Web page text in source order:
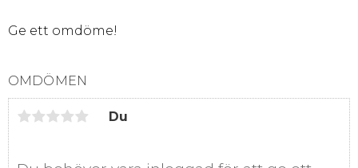
Ge ett omdöme!
OMDÖMEN
Du